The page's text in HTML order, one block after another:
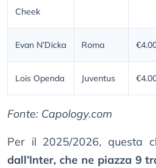
Cheek
Evan N’Dicka Roma
Lois Openda Juventus
Fonte: Capology.com
Per il 2025/2026, questa
dall’Inter, che ne piazza 9